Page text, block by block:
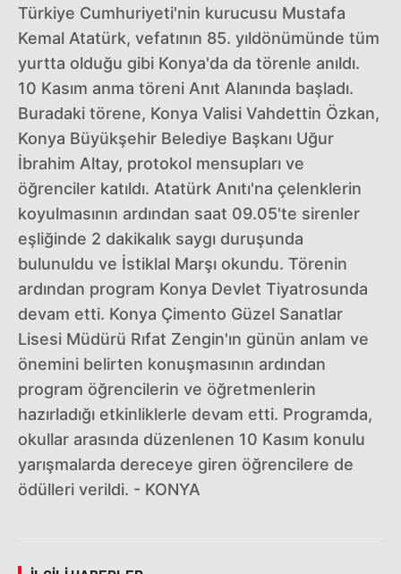
Türkiye Cumhuriyeti'nin kurucusu Mustafa
Kemal Atatürk, vefatının 85. yıldönümünde tüm
yurtta olduğu gibi Konya'da da törenle anıldı.
10 Kasım anma töreni Anıt Alanında başladı.
Buradaki törene, Konya Valisi Vahdettin Özkan,
Konya Büyükşehir Belediye Başkanı Uğur
İbrahim Altay, protokol mensupları ve
öğrenciler katıldı. Atatürk Anıtı'na çelenklerin
koyulmasının ardından saat 09.05'te sirenler
eşliğinde 2 dakikalık saygı duruşunda
bulunuldu ve İstiklal Marşı okundu. Törenin
ardından program Konya Devlet Tiyatrosunda
devam etti. Konya Çimento Güzel Sanatlar
Lisesi Müdürü Rıfat Zengin'ın günün anlam ve
önemini belirten konuşmasının ardından
program öğrencilerin ve öğretmenlerin
hazırladığı etkinliklerle devam etti. Programda,
okullar arasında düzenlenen 10 Kasım konulu
yarışmalarda dereceye giren öğrencilere de
ödülleri verildi. - KONYA